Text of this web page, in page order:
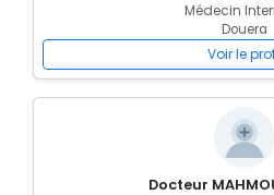
Médecin
Douera
Voir le
Docteur